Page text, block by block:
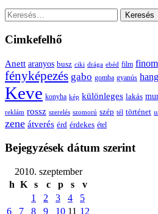
Keresés:
Cimkefelhő
Anett aranyos busz ciki drága ebéd film finom
fényképezés gabo gomba gyanús
Keve konyha kép különleges lakás
reklám rossz szerelés szomorú szép tél történet
zene átverés érd érdekes étel
Bejegyzések dátum szerint
2010. szeptember
h K s c p s
v
1
2 3 4
5
6
7 8 9 10 11 12